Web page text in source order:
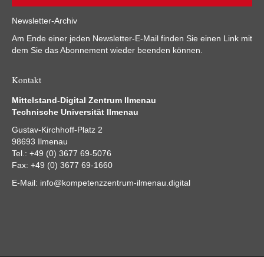
Newsletter-Archiv
Am Ende einer jeden Newsletter-E-Mail finden Sie einen Link mit
dem Sie das Abonnement wieder beenden können.
Kontakt
Mittelstand-Digital Zentrum Ilmenau
Technische Universität Ilmenau
Gustav-Kirchhoff-Platz 2
98693 Ilmenau
Tel.: +49 (0) 3677 69-5076
Fax: +49 (0) 3677 69-1660
E-Mail: info@kompetenzzentrum-ilmenau.digital